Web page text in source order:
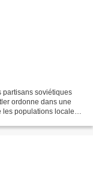
partisans soviétiques
ordonne dans une
populations locales